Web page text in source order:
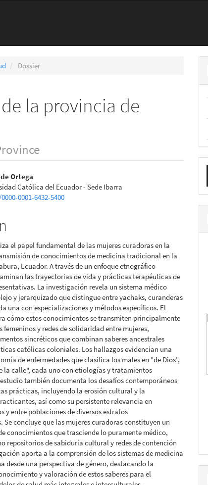
Dossier
la provincia de
Ortega
Católica del Ecuador - Sede Ibarra
0001-6432-5400
el papel fundamental de las mujeres curadoras en la
de conocimientos de medicina tradicional en la
Ecuador. A través de un enfoque etnográfico
las trayectorias de vida y prácticas terapéuticas de
La investigación revela un sistema médico
y jerarquizado que distingue entre yachaks, curanderas
una con especializaciones y métodos específicos. El
cómo estos conocimientos se transmiten principalmente
femeninos y redes de solidaridad entre mujeres,
sincréticos que combinan saberes ancestrales
católicas coloniales. Los hallazgos evidencian una
de enfermedades que clasifica los males en "de Dios",
la calle", cada uno con etiologías y tratamientos
también documenta los desafíos contemporáneos
prácticas, incluyendo la erosión cultural y la
así como su persistente relevancia en
y entre poblaciones de diversos estratos
Se concluye que las mujeres curadoras constituyen un
conocimientos que trasciende lo puramente médico,
repositorios de sabiduría cultural y redes de contención
aporta a la comprensión de los sistemas de medicina
desde una perspectiva de género, destacando la
y valoración de estos saberes para el